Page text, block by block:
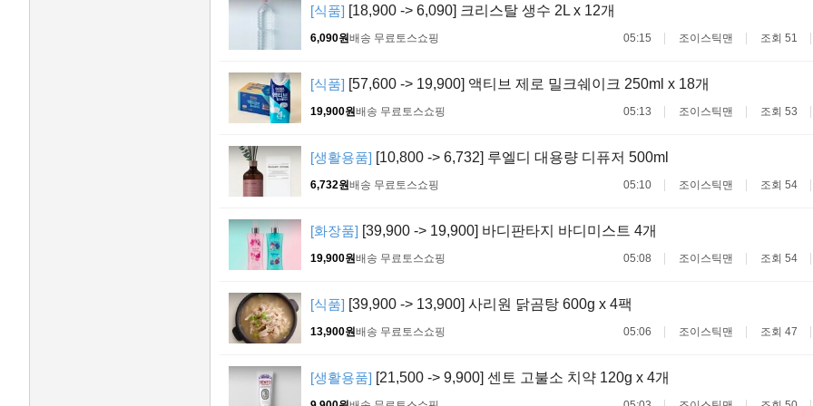
[식품] [18,900 -> 6,090] 크리스탈 생수 2L x 12개
6,090원배송 무료 토스쇼핑 05:15 조이스틱맨 조회 51
[식품] [57,600 -> 19,900] 액티브 제로 밀크쉐이크 250ml x 18개
19,900원배송 무료 토스쇼핑 05:13 조이스틱맨 조회 53
[생활용품] [10,800 -> 6,732] 루엘디 대용량 디퓨저 500ml
6,732원배송 무료 토스쇼핑 05:10 조이스틱맨 조회 54
[화장품] [39,900 -> 19,900] 바디판타지 바디미스트 4개
19,900원배송 무료 토스쇼핑 05:08 조이스틱맨 조회 54
[식품] [39,900 -> 13,900] 사리원 닭곰탕 600g x 4팩
13,900원배송 무료 토스쇼핑 05:06 조이스틱맨 조회 47
[생활용품] [21,500 -> 9,900] 센토 고불소 치약 120g x 4개